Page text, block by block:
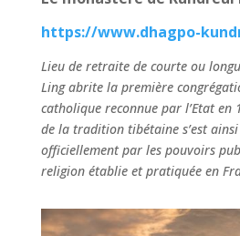
https://www.dhagpo-
Lieu de retraite de courte ou
Ling abrite la première
catholique reconnue par l’Etat en
de la tradition tibétaine s’est ainsi
officiellement par les pouvoirs
religion établie et pratiquée en